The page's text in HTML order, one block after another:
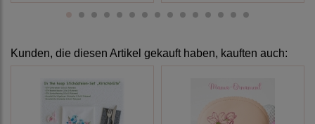
Kunden, die diesen Artikel gekauft haben, kauften auch: